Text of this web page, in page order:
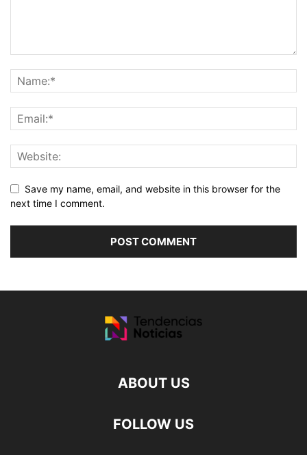
Save my name, email, and website in this browser for the
next time I comment.
ABOUT US
FOLLOW US